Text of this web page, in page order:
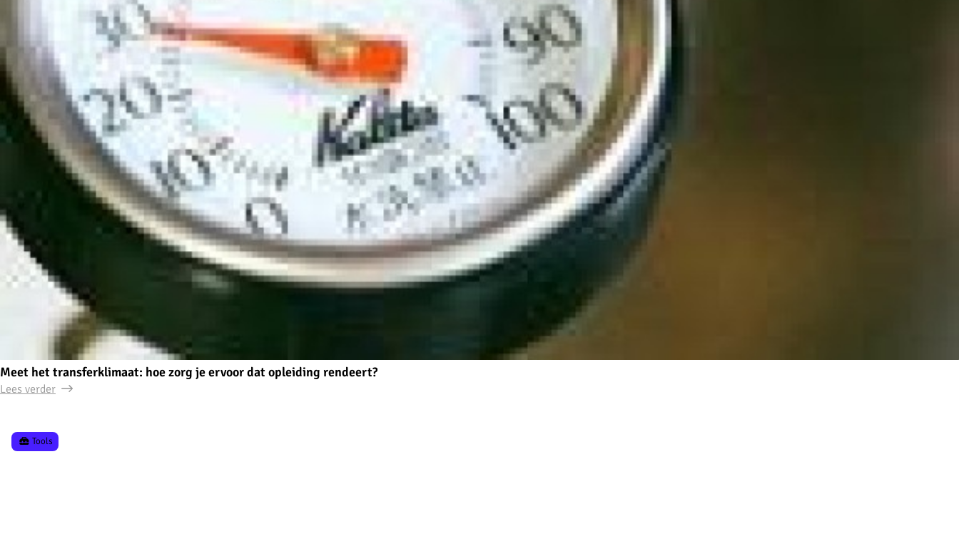
Meet het transferklimaat: hoe zorg je ervoor dat opleiding rendeert?
Lees verder
Tools